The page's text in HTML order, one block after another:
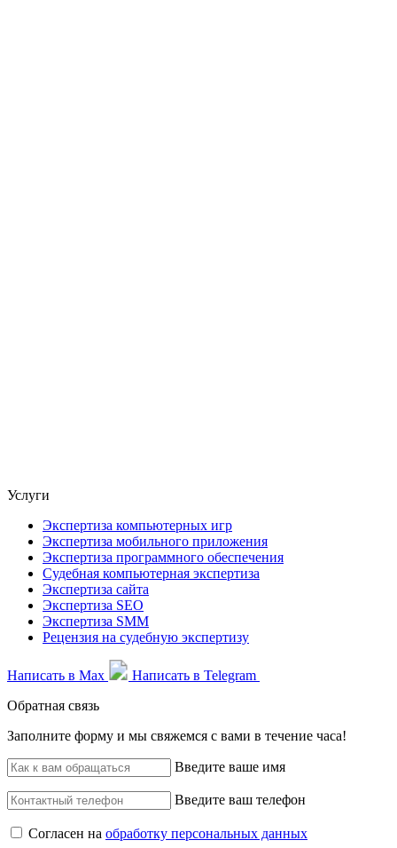
Услуги
Экспертиза компьютерных игр
Экспертиза мобильного приложения
Экспертиза программного обеспечения
Судебная компьютерная экспертиза
Экспертиза сайта
Экспертиза SEO
Экспертиза SMM
Рецензия на судебную экспертизу
Написать в Max
Написать в Telegram
Обратная связь
Заполните форму и мы свяжемся с вами в течение часа!
Введите ваше имя
Введите ваш телефон
Согласен на обработку персональных данных